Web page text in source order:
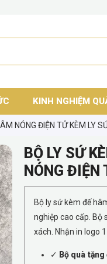
KINH NGHIỆM
NÓNG ĐIỆN TỬ KÈM LY
BỘ LY SỨ
NÓNG ĐIỆN
Bộ ly sứ kèm đế
nghiệp cao cấp. Bộ
xách. Nhận in logo
✓ Bộ quà tặng